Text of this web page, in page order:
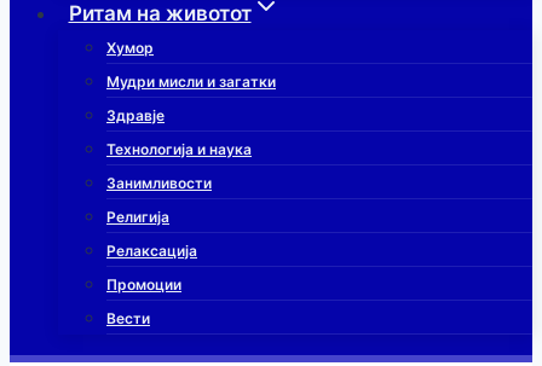
Ритам на животот
Хумор
Мудри мисли и загатки
Здравје
Технологија и наука
Занимливости
Религија
Релаксација
Промоции
Вести